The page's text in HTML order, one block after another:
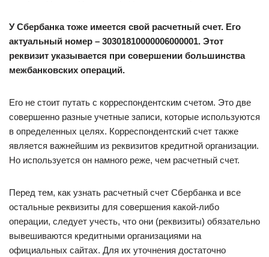
У Сбербанка тоже имеется свой расчетный счет. Его
актуальный номер – 30301810000006000001. Этот
реквизит указывается при совершении большинства
межбанковских операций.
Его не стоит путать с корреспондентским счетом. Это две
совершенно разные учетные записи, которые используются
в определенных целях. Корреспондентский счет также
является важнейшим из реквизитов кредитной организации.
Но используется он намного реже, чем расчетный счет.
Перед тем, как узнать расчетный счет Сбербанка и все
остальные реквизиты для совершения какой-либо
операции, следует учесть, что они (реквизиты) обязательно
вывешиваются кредитными организациями на
официальных сайтах. Для их уточнения достаточно